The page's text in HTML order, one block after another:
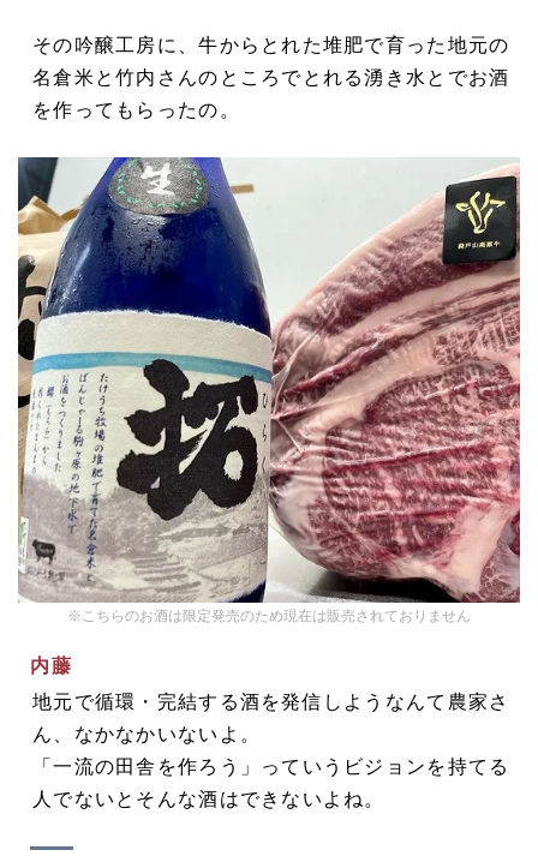
その吟醸工房に、牛からとれた堆肥で育った地元の
名倉米と竹内さんのところでとれる湧き水とでお酒
を作ってもらったの。
※こちらのお酒は限定発売のため現在は販売されておりません
内藤
地元で循環・完結する酒を発信しようなんて農家さ
ん、なかなかいないよ。
「一流の田舎を作ろう」っていうビジョンを持てる
人でないとそんな酒はできないよね。